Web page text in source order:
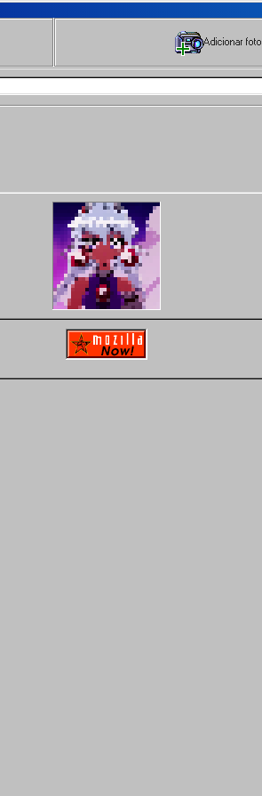
Adicionar foto